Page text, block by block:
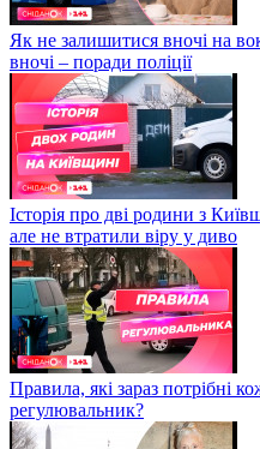
Як не залишитися вночі на
вночі – поради поліції
Історія про дві родини з
але не втратили віру у диво
Правила, які зараз потрібні
регулювальник?